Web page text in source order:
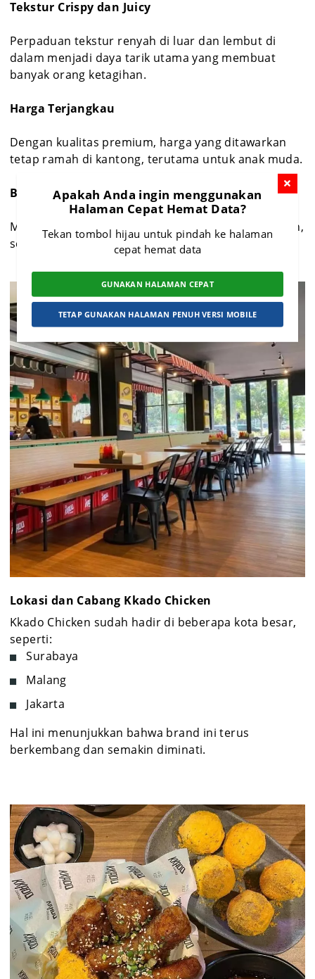
Apakah Anda ingin menggunakan
Halaman Cepat Hemat Data?
Tekan tombol hijau untuk pindah ke halaman
cepat hemat data
GUNAKAN HALAMAN CEPAT
TETAP GUNAKAN HALAMAN PENUH VERSI MOBILE
Tekstur Crispy dan Juicy
Perpaduan tekstur renyah di luar dan lembut di
dalam menjadi daya tarik utama yang membuat
banyak orang ketagihan.
Harga Terjangkau
Dengan kualitas premium, harga yang ditawarkan
tetap ramah di kantong, terutama untuk anak muda.
Branding Kekinian
Mulai dari desain tempat hingga penyajian makanan,
semuanya dibuat menarik dan Instagramable.
Lokasi dan Cabang Kkado Chicken
Kkado Chicken sudah hadir di beberapa kota besar,
seperti:
Surabaya
Malang
Jakarta
Hal ini menunjukkan bahwa brand ini terus
berkembang dan semakin diminati.